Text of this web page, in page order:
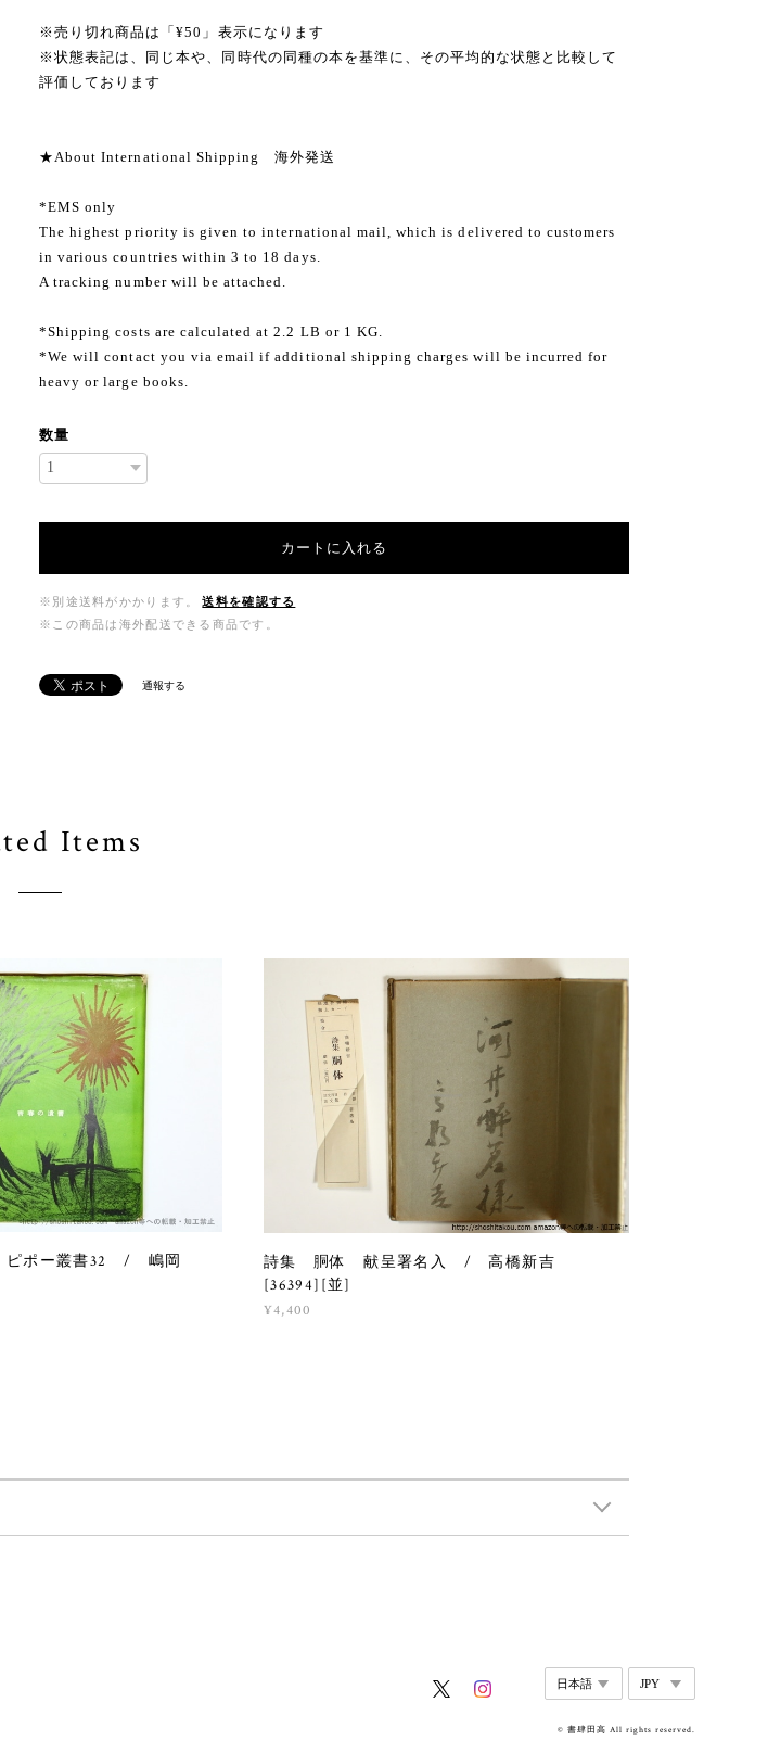
※売り切れ商品は「¥50」表示になります
※状態表記は、同じ本や、同時代の同種の本を基準に、その平均的な状態と比較して
評価しております
★About International Shipping 海外発送
*EMS only
The highest priority is given to international mail, which is delivered to customers
in various countries within 3 to 18 days.
A tracking number will be attached.
*Shipping costs are calculated at 2.2 LB or 1 KG.
*We will contact you via email if additional shipping charges will be incurred for
heavy or large books.
数量
カートに入れる
※別途送料がかかります。
送料を確認する
※この商品は海外配送できる商品です。
通報する
Items
ポー叢書32 / 嶋岡
詩集 胴体 献呈署名入 / 高橋新吉
[36394][並]
¥4,400
© 書肆田高 All rights reserved.